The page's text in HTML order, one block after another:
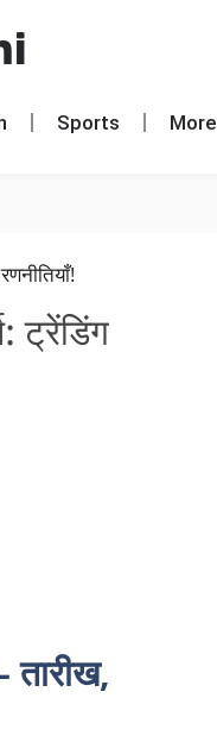
Sports More
ट्रेंडिंग